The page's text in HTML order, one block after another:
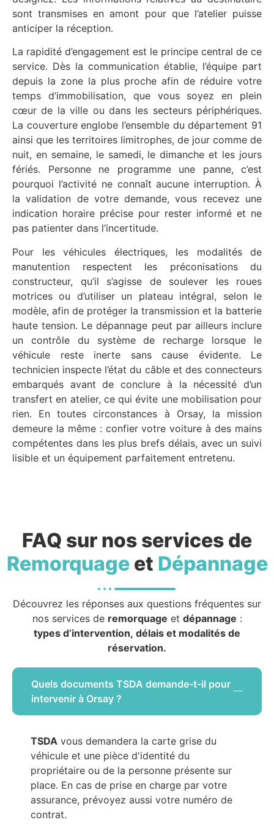
sont transmises en amont pour que l’atelier puisse
anticiper la réception.
La rapidité d’engagement est le principe central de ce
service. Dès la communication établie, l’équipe part
depuis la zone la plus proche afin de réduire votre
temps d’immobilisation, que vous soyez en plein
cœur de la ville ou dans les secteurs périphériques.
La couverture englobe l’ensemble du département 91
ainsi que les territoires limitrophes, de jour comme de
nuit, en semaine, le samedi, le dimanche et les jours
fériés. Personne ne programme une panne, c’est
pourquoi l’activité ne connaît aucune interruption. À
la validation de votre demande, vous recevez une
indication horaire précise pour rester informé et ne
pas patienter dans l’incertitude.
Pour les véhicules électriques, les modalités de
manutention respectent les préconisations du
constructeur, qu’il s’agisse de soulever les roues
motrices ou d’utiliser un plateau intégral, selon le
modèle, afin de protéger la transmission et la batterie
haute tension. Le dépannage peut par ailleurs inclure
un contrôle du système de recharge lorsque le
véhicule reste inerte sans cause évidente. Le
technicien inspecte l’état du câble et des connecteurs
embarqués avant de conclure à la nécessité d’un
transfert en atelier, ce qui évite une mobilisation pour
rien. En toutes circonstances à Orsay, la mission
demeure la même : confier votre voiture à des mains
compétentes dans les plus brefs délais, avec un suivi
lisible et un équipement parfaitement entretenu.
FAQ sur nos services de
Remorquageet Dépannage
Découvrez les réponses aux questions fréquentes sur
nos services de remorquage et dépannage :
types d’intervention, délais et modalités de
réservation.
Quels documents TSDA demande-t-il pour
intervenir à Orsay ?
TSDA vous demandera la carte grise du
véhicule et une pièce d'identité du
propriétaire ou de la personne présente sur
place. En cas de prise en charge par votre
assurance, prévoyez aussi votre numéro de
contrat.